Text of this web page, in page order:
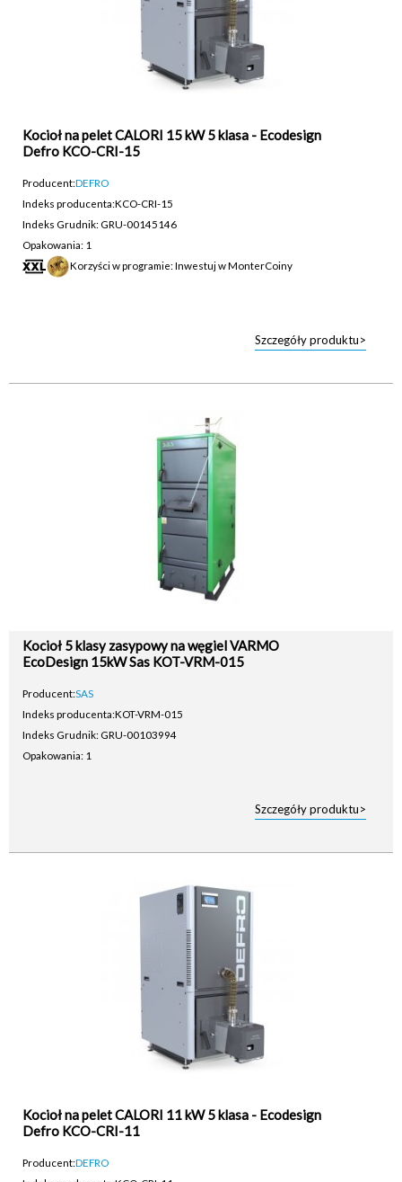
Kocioł na pelet CALORI 15 kW 5 klasa - Ecodesign
Defro KCO-CRI-15
Producent:DEFRO
Indeks producenta:KCO-CRI-15
Indeks Grudnik: GRU-00145146
Opakowania: 1
Korzyści w programie: Inwestuj w MonterCoiny
Szczegóły produktu>
Kocioł 5 klasy zasypowy na węgiel VARMO
EcoDesign 15kW Sas KOT-VRM-015
Producent:SAS
Indeks producenta:KOT-VRM-015
Indeks Grudnik: GRU-00103994
Opakowania: 1
Szczegóły produktu>
Kocioł na pelet CALORI 11 kW 5 klasa - Ecodesign
Defro KCO-CRI-11
Producent:DEFRO